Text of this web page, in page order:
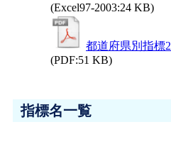
(Excel97-2003:24 KB)
都道府県別指標
(PDF:51 KB)
指標名一覧